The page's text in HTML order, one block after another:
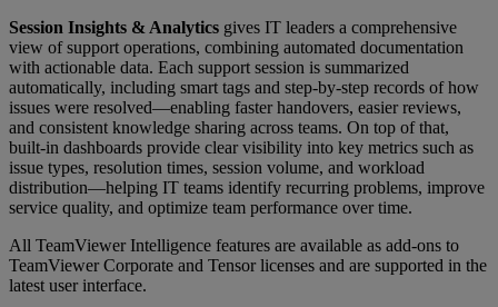
Session Insights & Analytics gives IT leaders a comprehensive
view of support operations, combining automated documentation
with actionable data. Each support session is summarized
automatically, including smart tags and step-by-step records of how
issues were resolved—enabling faster handovers, easier reviews,
and consistent knowledge sharing across teams. On top of that,
built-in dashboards provide clear visibility into key metrics such as
issue types, resolution times, session volume, and workload
distribution—helping IT teams identify recurring problems, improve
service quality, and optimize team performance over time.
All TeamViewer Intelligence features are available as add-ons to
TeamViewer Corporate and Tensor licenses and are supported in the
latest user interface.